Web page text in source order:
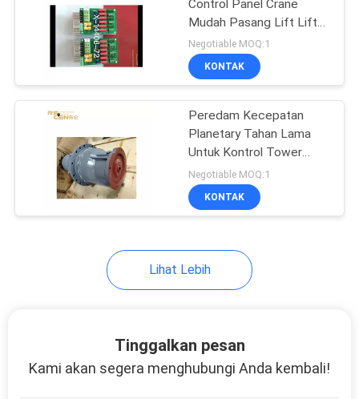
Platform Gondola
yang Ditangguhkan
Alat Uji Bahan
Control Panel Crane
Mudah Pasang Lift Lift
Konstruksi
Negotiable MOQ:1
KONTAK
Peredam Kecepatan
Planetary Tahan Lama
Untuk Kontrol Tower
Crane Peredam
Berkurang
Negotiable MOQ:1
KONTAK
Lihat Lebih
Tinggalkan pesan
Kami akan segera menghubungi Anda kembali!